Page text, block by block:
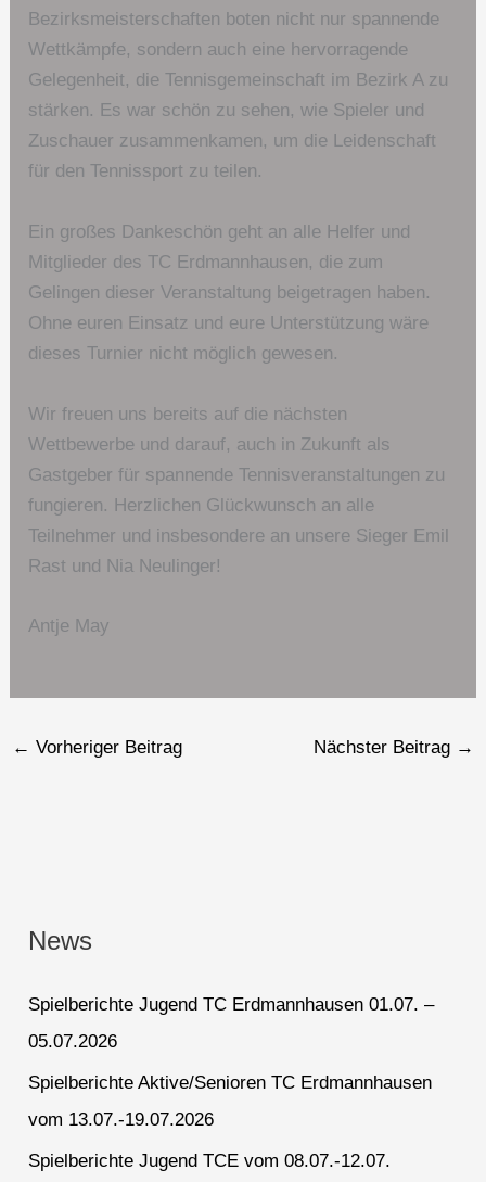
Bezirksmeisterschaften boten nicht nur spannende
Wettkämpfe, sondern auch eine hervorragende
Gelegenheit, die Tennisgemeinschaft im Bezirk A zu
stärken. Es war schön zu sehen, wie Spieler und
Zuschauer zusammenkamen, um die Leidenschaft
für den Tennissport zu teilen.
Ein großes Dankeschön geht an alle Helfer und
Mitglieder des TC Erdmannhausen, die zum
Gelingen dieser Veranstaltung beigetragen haben.
Ohne euren Einsatz und eure Unterstützung wäre
dieses Turnier nicht möglich gewesen.
Wir freuen uns bereits auf die nächsten
Wettbewerbe und darauf, auch in Zukunft als
Gastgeber für spannende Tennisveranstaltungen zu
fungieren. Herzlichen Glückwunsch an alle
Teilnehmer und insbesondere an unsere Sieger Emil
Rast und Nia Neulinger!
Antje May
← Vorheriger Beitrag Nächster Beitrag →
News
Spielberichte Jugend TC Erdmannhausen 01.07. –
05.07.2026
Spielberichte Aktive/Senioren TC Erdmannhausen
vom 13.07.-19.07.2026
Spielberichte Jugend TCE vom 08.07.-12.07.